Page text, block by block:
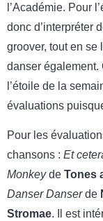
l’Académie. Pour
donc d’interpréter
groover, tout en se
danser également.
l’étoile de la
évaluations
Pour les
chansons : Et
Monkeyde Tones
Danser Danserde
Stromae. Il est